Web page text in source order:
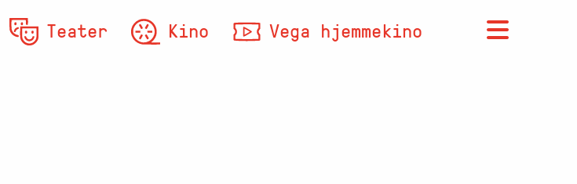
Teater Kino Vega hjemmekino